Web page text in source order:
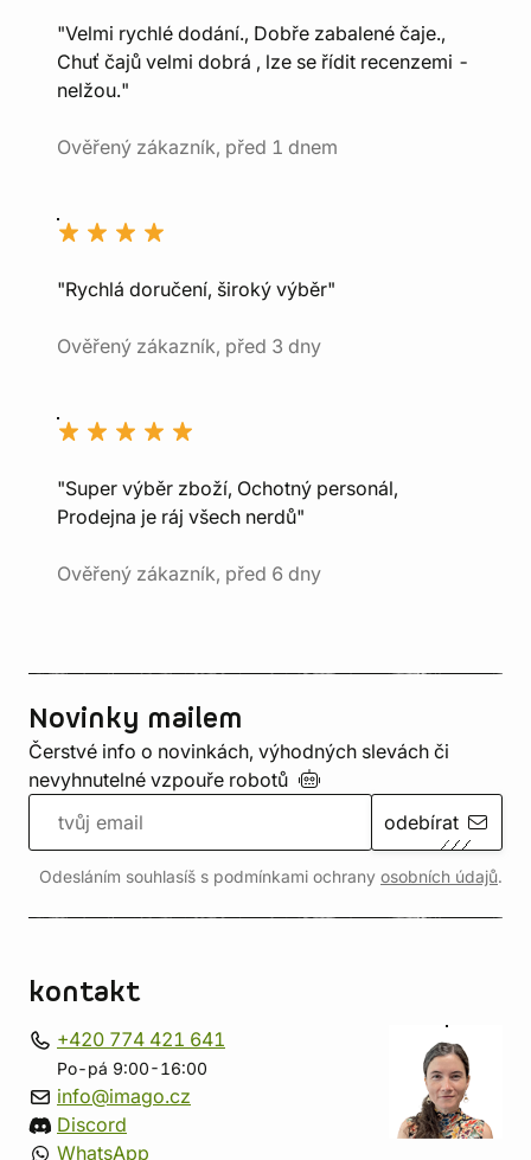
"Velmi rychlé dodání., Dobře zabalené čaje.,
Chuť čajů velmi dobrá , lze se řídit recenzemi -
nelžou."
Ověřený zákazník, před 1 dnem
"Rychlá doručení, široký výběr"
Ověřený zákazník, před 3 dny
"Super výběr zboží, Ochotný personál,
Prodejna je ráj všech nerdů"
Ověřený zákazník, před 6 dny
Novinky mailem
Čerstvé info o novinkách, výhodných slevách či
nevyhnutelné vzpouře robotů
odebírat
Odesláním souhlasíš s podmínkami ochrany osobních údajů.
kontakt
+420 774 421 641
Po-pá 9:00-16:00
info@imago.cz
Discord
WhatsApp